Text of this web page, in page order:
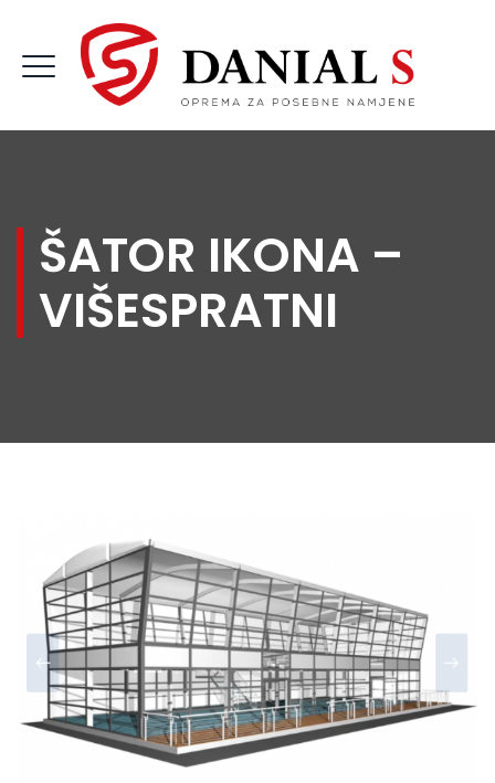
ŠATOR IKONA –
VIŠESPRATNI